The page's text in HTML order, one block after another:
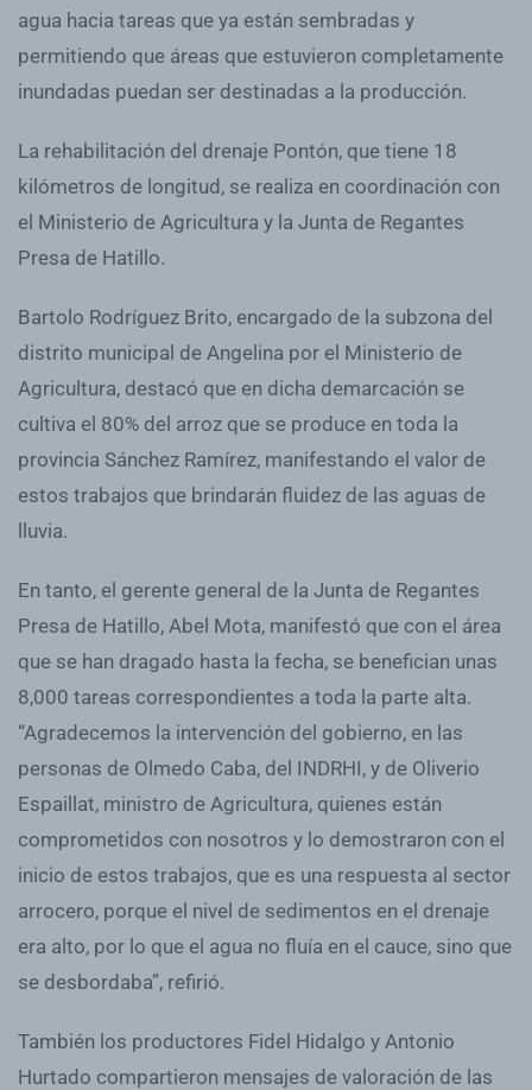
agua hacia tareas que ya están sembradas y
permitiendo que áreas que estuvieron completamente
inundadas puedan ser destinadas a la producción.
La rehabilitación del drenaje Pontón, que tiene 18
kilómetros de longitud, se realiza en coordinación con
el Ministerio de Agricultura y la Junta de Regantes
Presa de Hatillo.
Bartolo Rodríguez Brito, encargado de la subzona del
distrito municipal de Angelina por el Ministerio de
Agricultura, destacó que en dicha demarcación se
cultiva el 80% del arroz que se produce en toda la
provincia Sánchez Ramírez, manifestando el valor de
estos trabajos que brindarán fluidez de las aguas de
lluvia.
En tanto, el gerente general de la Junta de Regantes
Presa de Hatillo, Abel Mota, manifestó que con el área
que se han dragado hasta la fecha, se benefician unas
8,000 tareas correspondientes a toda la parte alta.
“Agradecemos la intervención del gobierno, en las
personas de Olmedo Caba, del INDRHI, y de Oliverio
Espaillat, ministro de Agricultura, quienes están
comprometidos con nosotros y lo demostraron con el
inicio de estos trabajos, que es una respuesta al sector
arrocero, porque el nivel de sedimentos en el drenaje
era alto, por lo que el agua no fluía en el cauce, sino que
se desbordaba”, refirió.
También los productores Fidel Hidalgo y Antonio
Hurtado compartieron mensajes de valoración de las